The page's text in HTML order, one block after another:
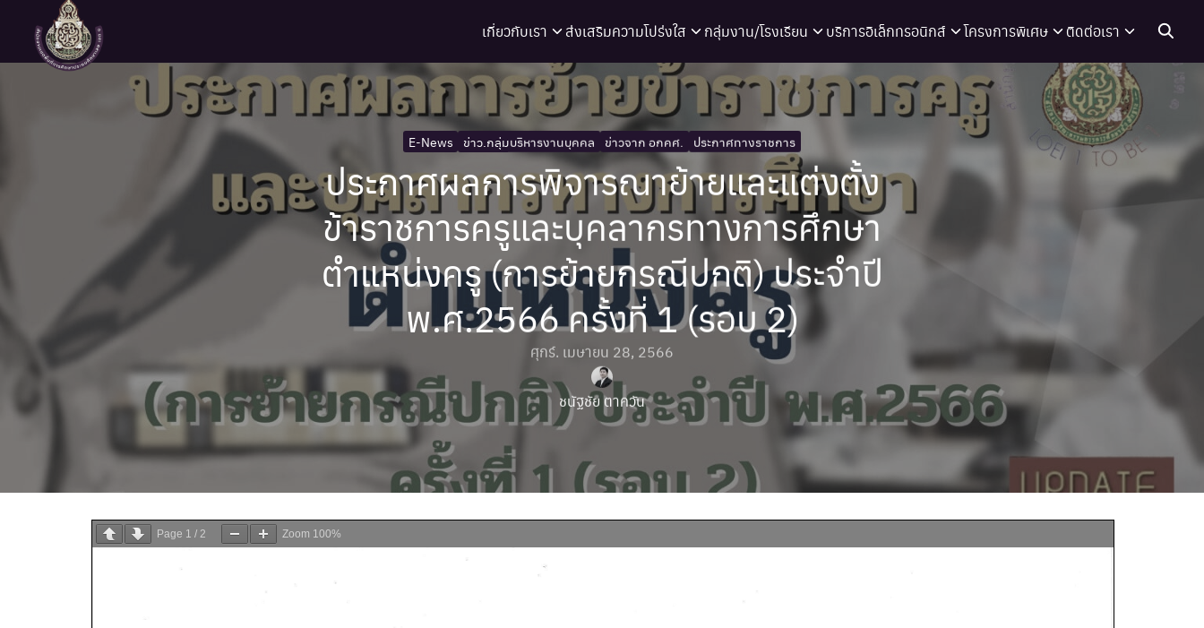
content
เกี่ยวกับเรา ส่งเสริมความโปร่งใส กลุ่มงาน/โรงเรียน บริการอิเล็กทรอนิกส์ โครงการพิเศษ
ติดต่อเรา
Search
for:
E-News ข่าว.กลุ่มบริหารงานบุคคล ข่าวจาก อกคศ. ประกาศทางราชการ
ประกาศผลการพิจารณาย้ายและแต่งตั้ง
ข้าราชการครูและบุคลากรทางการศึกษา
ตำแหน่งครู (การย้ายกรณีปกติ) ประจำปี
พ.ศ.2566 ครั้งที่ 1 (รอบ 2)
ศุกร์. เมษายน 28, 2566
ชนัฐชัย ตาควัน
Page 1 / 2 Zoom 100%